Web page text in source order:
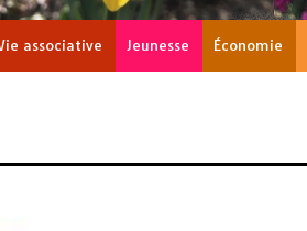
associative Jeunesse Économie